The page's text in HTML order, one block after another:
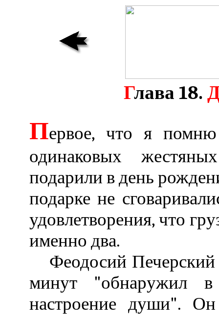
Глава 18.
Первое, что я
одинаковых
подарили в день
подарке не
удовлетворения, что
именно два.
Феодосий Печерский
минут "обнаружил в
настроение души".